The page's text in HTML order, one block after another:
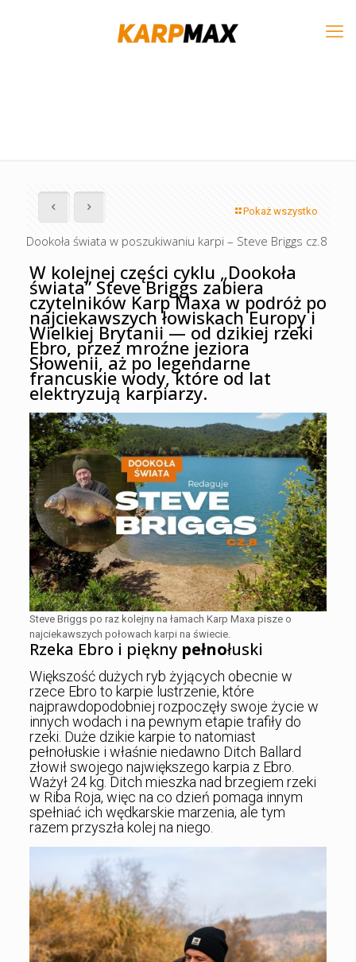
Pokaż wszystko
Dookoła świata w poszukiwaniu karpi – Steve Briggs cz.8
W kolejnej części cyklu „Dookoła
świata” Steve Briggs zabiera
czytelników Karp Maxa w podróż po
najciekawszych łowiskach Europy i
Wielkiej Brytanii — od dzikiej rzeki
Ebro, przez mroźne jeziora
Słowenii, aż po legendarne
francuskie wody, które od lat
elektryzują karpiarzy.
Steve Briggs po raz kolejny na łamach Karp Maxa pisze o
najciekawszych połowach karpi na świecie.
Rzeka Ebro i piękny pełnołuski
Większość dużych ryb żyjących obecnie w
rzece Ebro to karpie lustrzenie, które
najprawdopodobniej rozpoczęły swoje życie w
innych wodach i na pewnym etapie trafiły do
rzeki. Duże dzikie karpie to natomiast
pełnołuskie i właśnie niedawno Ditch Ballard
złowił swojego największego karpia z Ebro.
Ważył 24 kg. Ditch mieszka nad brzegiem rzeki
w Riba Roja, więc na co dzień pomaga innym
spełniać ich wędkarskie marzenia, ale tym
razem przyszła kolej na niego.